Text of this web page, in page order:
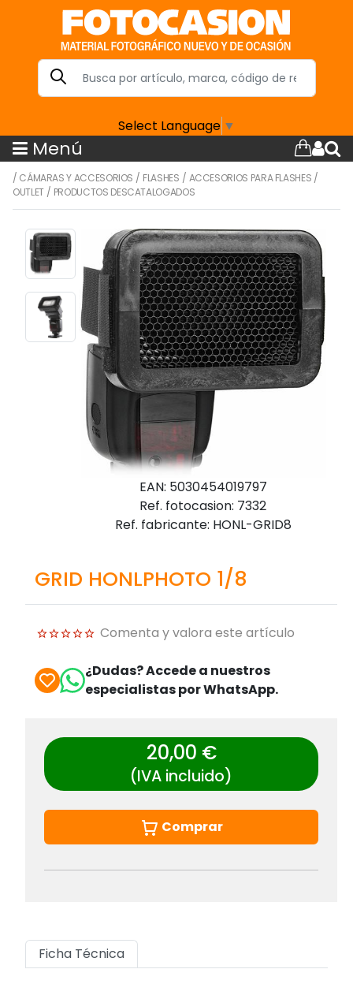
Select Language ▼
Menú
/ CÁMARAS Y ACCESORIOS / FLASHES / ACCESORIOS PARA FLASHES /
OUTLET/ PRODUCTOS DESCATALOGADOS
EAN: 5030454019797
Ref. fotocasion: 7332
Ref. fabricante: HONL-GRID8
GRID HONLPHOTO 1/8
Comenta y valora este artículo
¿Dudas? Accede a nuestros
especialistas por WhatsApp.
20,00 €
(IVA incluido)
Comprar
Ficha Técnica